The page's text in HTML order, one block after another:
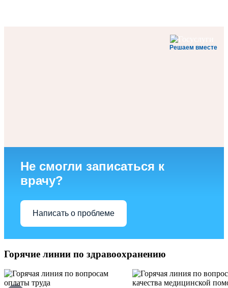
Решаем вместе
Не смогли записаться к
врачу?
Написать о проблеме
Горячие линии по здравоохранению